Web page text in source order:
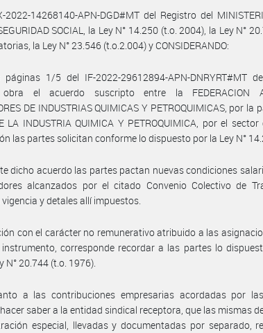
2022-14268140-APN-DGD#MT del Registro del
SOCIAL, la Ley N° 14.250 (t.o. 2004), la Ley N°
la Ley N° 23.546 (t.o.2.004) y CONSIDERANDO:
1/5 del IF-2022-29612894-APN-DNRYRT#MT
obra el acuerdo suscripto entre la FEDERACION
DE INDUSTRIAS QUIMICAS Y PETROQUIMICAS, por la
LA INDUSTRIA QUIMICA Y PETROQUIMICA, por el
las partes solicitan conforme lo dispuesto por la Ley N°
dicho acuerdo las partes pactan nuevas condiciones
alcanzados por el citado Convenio Colectivo de
y detales allí impuestos.
con el carácter no remunerativo atribuido a las
corresponde recordar a las partes lo
N° 20.744 (t.o. 1976).
a las contribuciones empresarias acordadas por
saber a la entidad sindical receptora, que las mismas
especial, llevadas y documentadas por separado,